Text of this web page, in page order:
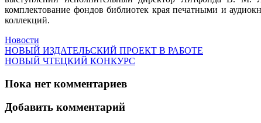
комплектование фондов библиотек края печатными и
коллекций.
Новости
НОВЫЙ ИЗДАТЕЛЬСКИЙ ПРОЕКТ В РАБОТЕ
НОВЫЙ ЧТЕЦКИЙ КОНКУРС
Пока нет комментариев
Добавить комментарий